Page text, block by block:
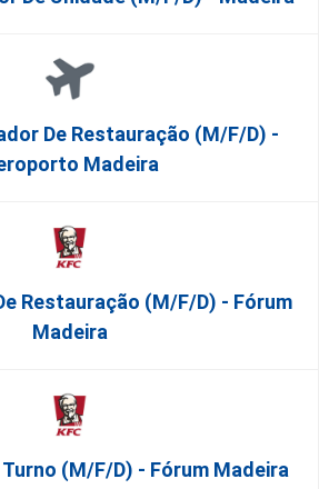
De Restauração (m/f/d) -
Madeira
Restauração (m/f/d) - Fórum
Madeira
Turno (m/f/d) - Fórum Madeira